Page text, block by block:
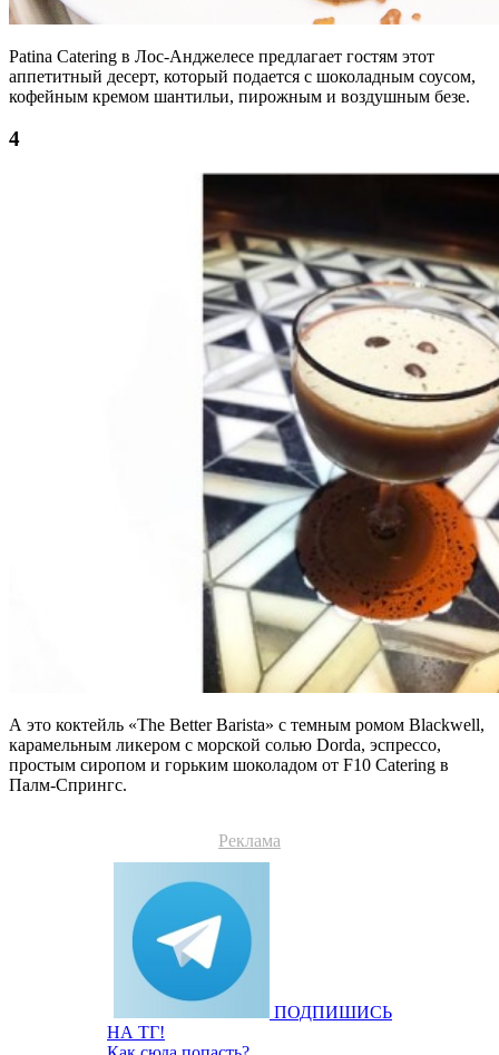
Patina Catering в Лос-Анджелесе предлагает гостям этот
аппетитный десерт, который подается с шоколадным соусом,
кофейным кремом шантильи, пирожным и воздушным безе.
4
А это коктейль «The Better Barista» с темным ромом Blackwell,
карамельным ликером с морской солью Dorda, эспрессо,
простым сиропом и горьким шоколадом от F10 Catering в
Палм-Спрингс.
Реклама
ПОДПИШИСЬ
НА ТГ!